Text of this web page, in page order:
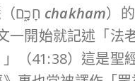
chakham）
（41:38）這是聖